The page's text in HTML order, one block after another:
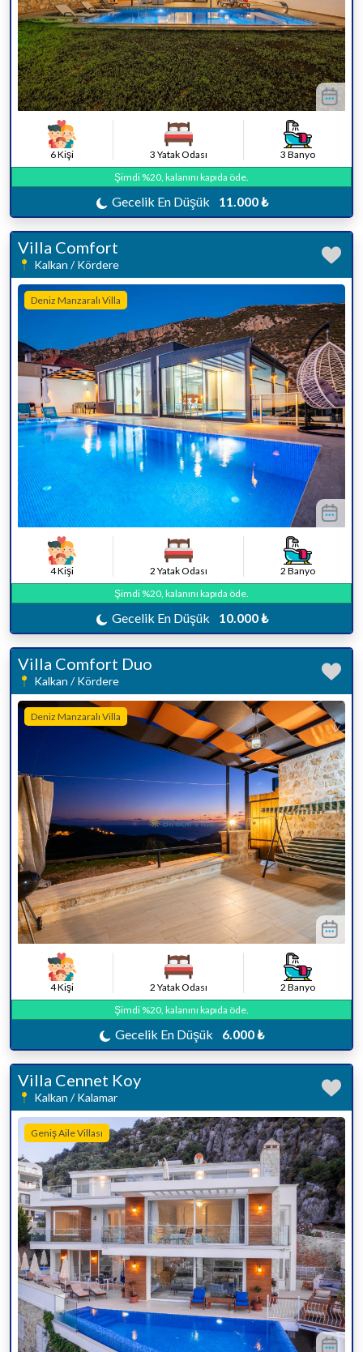
6 Kişi 3 Yatak Odası
3 Banyo
Şimdi %20, kalanını kapıda öde.
Gecelik En Düşük 11.000 ₺
Villa Comfort
Kalkan / Kördere
Deniz Manzaralı Villa
4 Kişi 2 Yatak Odası
2 Banyo
Şimdi %20, kalanını kapıda öde.
Gecelik En Düşük 10.000 ₺
Villa Comfort Duo
Kalkan / Kördere
Deniz Manzaralı Villa
4 Kişi 2 Yatak Odası
2 Banyo
Şimdi %20, kalanını kapıda öde.
Gecelik En Düşük 6.000 ₺
Villa Cennet Koy
Kalkan / Kalamar
Geniş Aile Villası